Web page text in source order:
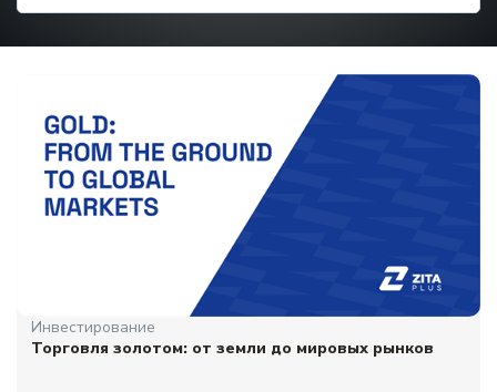
Инвестирование
Торговля золотом: от земли до мировых рынков